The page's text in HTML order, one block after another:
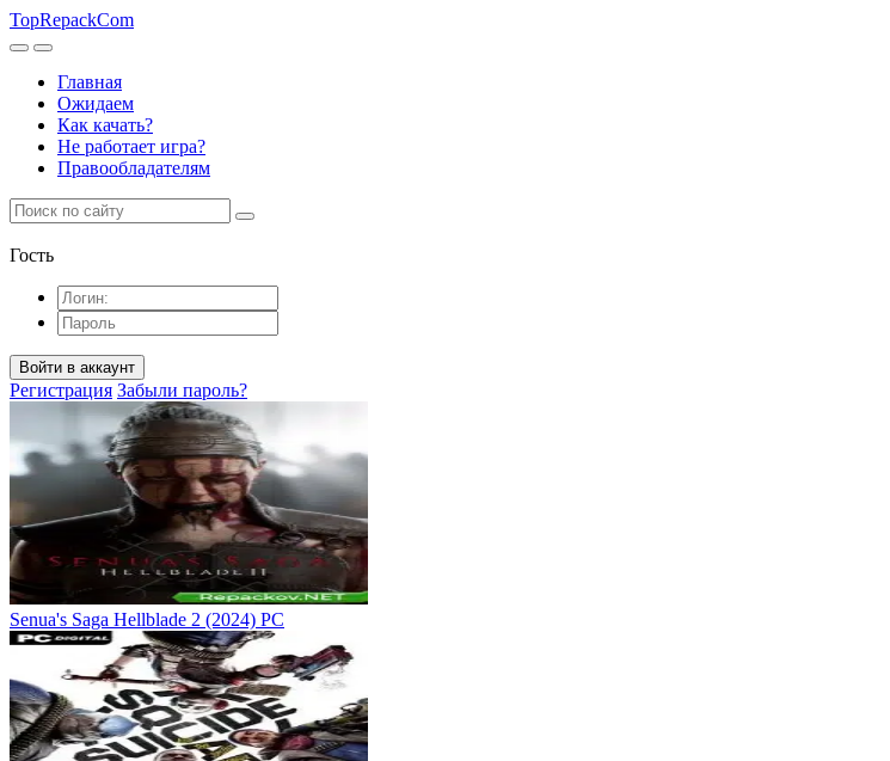
TopRepackCom
Главная
Ожидаем
Как качать?
Не работает игра?
Правообладателям
Гость
Войти в аккаунт
Регистрация Забыли пароль?
Senua's Saga Hellblade 2 (2024) PC